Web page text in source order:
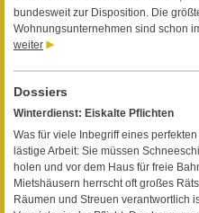
bundesweit zur Disposition. Die
Wohnungsunternehmen sind schon
weiter
Dossiers
Winterdienst: Eiskalte Pflichten
Was für viele Inbegriff eines
lästige Arbeit: Sie müssen
holen und vor dem Haus für freie
Mietshäusern herrscht oft großes
Räumen und Streuen verantwortlich